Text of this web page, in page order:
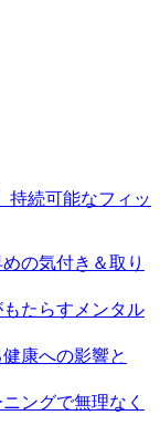
持続可能なフィッ
の気付き＆取り
もたらすメンタル
康への影響と
ングで無理なく